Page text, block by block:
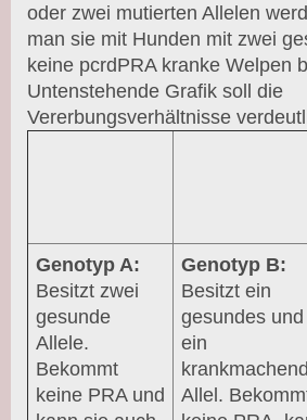
oder zwei mutierten Allelen
man sie mit Hunden mit zwei
keine pcrdPRA kranke Welpen
Untenstehende Grafik soll die
Vererbungsverhältnisse
Genotyp A:
Besitzt zwei
gesunde
Allele.
Bekommt
keine PRA und
Genotyp B:
Besitzt ein
gesundes und
ein
Allel.